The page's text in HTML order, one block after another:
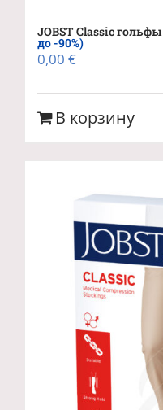
JOBST Classic гольфы
до -90%)
0,00 €
В корзину